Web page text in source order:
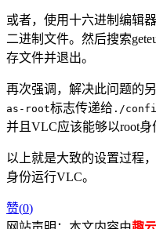
或者，使用十六进制编辑
二进制文件。然后搜索
存文件并退出。
再次强调，解决此问题的
as-root标志传递给 ./
并且VLC应该能够以root身
以上就是大致的设置过程
身份运行VLC。
赞(0)